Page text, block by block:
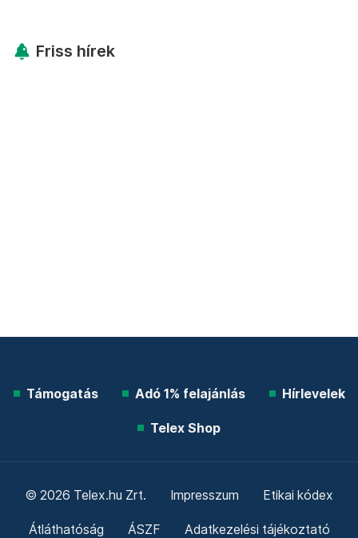
Friss hírek
Támogatás Adó 1% felajánlás Hírlevelek
Telex Shop
© 2026 Telex.hu Zrt. Impresszum Etikai kódex
Átláthatóság ÁSZF Adatkezelési tájékoztató